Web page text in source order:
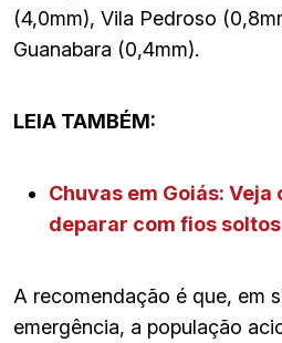
(4,0mm), Vila Pedroso
Guanabara (0,4mm).
LEIA TAMBÉM:
Chuvas em Goiás: Veja
deparar com fios soltos
A recomendação é que, em
emergência, a população